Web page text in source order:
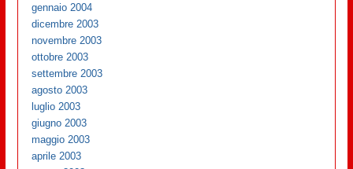
gennaio 2004
dicembre 2003
novembre 2003
ottobre 2003
settembre 2003
agosto 2003
luglio 2003
giugno 2003
maggio 2003
aprile 2003